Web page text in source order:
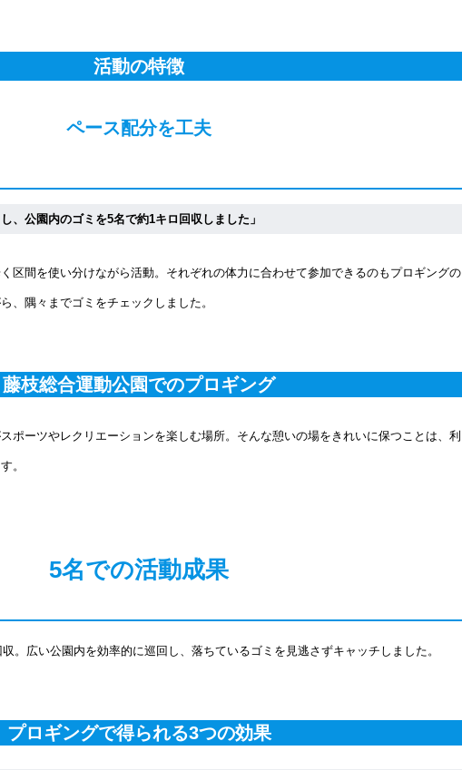
活動の特徴
ペース配分を工夫
、公園内のゴミを5名で約1キロ回収しました」
区間を使い分けながら活動。それぞれの体力に合わせて参加できるのもプロギングの
、隅々までゴミをチェックしました。
藤枝総合運動公園でのプロギング
ポーツやレクリエーションを楽しむ場所。そんな憩いの場をきれいに保つことは、利
。
5名での活動成果
。広い公園内を効率的に巡回し、落ちているゴミを見逃さずキャッチしました。
プロギングで得られる3つの効果